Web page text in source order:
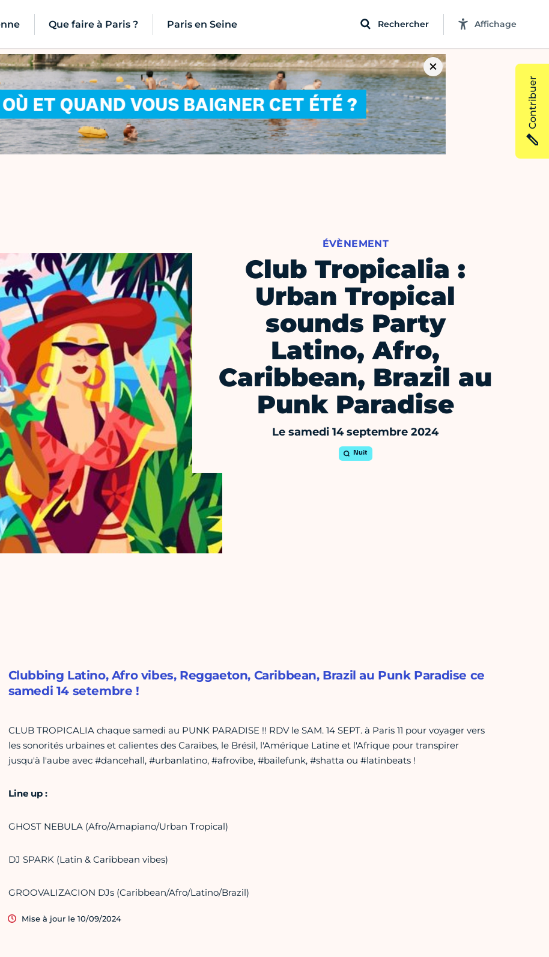
Que faire à Paris ? Paris en Seine Rechercher Affichage
ÉVÈNEMENT
Club Tropicalia :
Urban Tropical
sounds Party
Latino, Afro,
Caribbean, Brazil au
Punk Paradise
Le samedi 14 septembre 2024
Nuit
Clubbing Latino, Afro vibes, Reggaeton, Caribbean, Brazil au Punk Paradise ce
samedi 14 setembre !
CLUB TROPICALIA chaque samedi au PUNK PARADISE !! RDV le SAM. 14 SEPT. à Paris 11 pour voyager vers
les sonorités urbaines et calientes des Caraïbes, le Brésil, l'Amérique Latine et l'Afrique pour transpirer
jusqu'à l'aube avec #dancehall, #urbanlatino, #afrovibe, #bailefunk, #shatta ou #latinbeats !
Line up :
GHOST NEBULA (Afro/Amapiano/Urban Tropical)
DJ SPARK (Latin & Caribbean vibes)
GROOVALIZACION DJs (Caribbean/Afro/Latino/Brazil)
Mise à jour le 10/09/2024
Contribuer